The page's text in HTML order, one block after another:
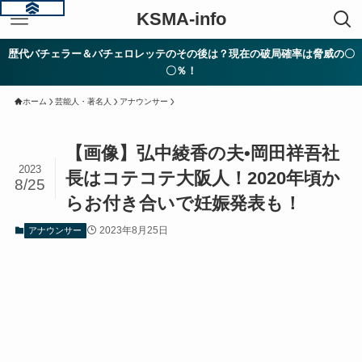
KSMA-info
歴代バチェラー＆バチェロレッテのその後は？現在の破局確率は脅威の〇
〇％！
ホーム 芸能人・著名人 アナウンサー
【画像】弘中綾香の夫•岡田祥吾社
長はコテコテ大阪人！2020年頃か
らお付き合いで妊娠発表も！
2023
8/25
アナウンサー 2023年8月25日